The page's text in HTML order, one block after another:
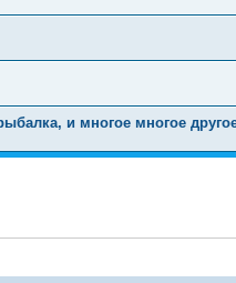
и многое многое